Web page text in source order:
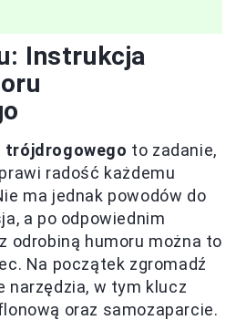
Instrukcja
trójdrogowego to zadanie,
radość każdemu
ma jednak powodów do
a po odpowiednim
odrobiną humoru można to
Na początek zgromadź
narzędzia, w tym klucz
oraz samozaparcie.